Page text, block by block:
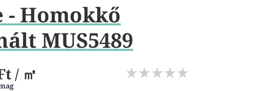
- Homokkő
MUS5489
/ ㎡